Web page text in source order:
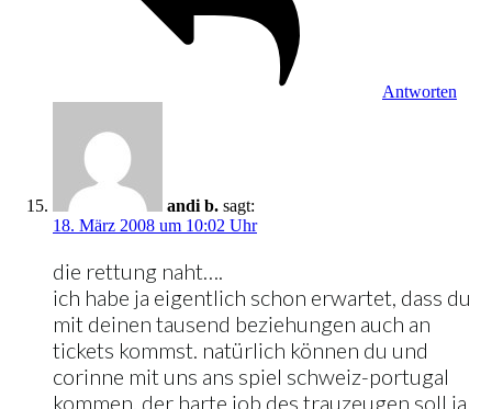
Antworten
andi b. sagt:
18. März 2008 um 10:02 Uhr
die rettung naht….
ich habe ja eigentlich schon erwartet, dass du
mit deinen tausend beziehungen auch an
tickets kommst. natürlich können du und
corinne mit uns ans spiel schweiz-portugal
kommen. der harte job des trauzeugen soll ja